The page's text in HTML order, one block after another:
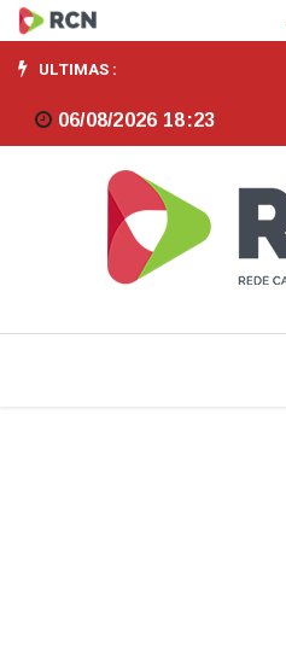
Casan
recebe
missão
internacional
ampliar
investimentos
ULTIMAS :
06/08/2026 18:23